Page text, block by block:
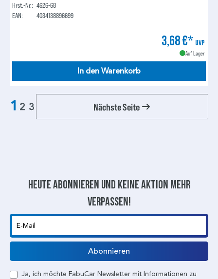
Hrst.-Nr.: 4626-68
EAN:
4034138896699
3,68 €* UVP
Auf Lager
In den Warenkorb
1 2 3 Nächste Seite
Heute abonnieren und keine aktion mehr
verpassen!
E-Mail
Abonnieren
Ja, ich möchte FabuCar Newsletter mit Informationen zu